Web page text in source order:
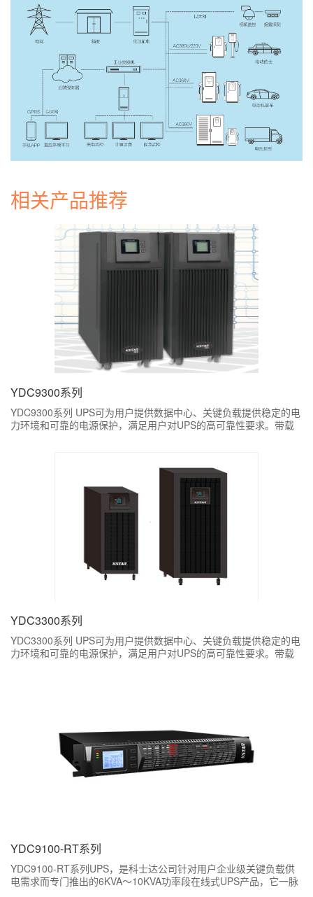
相关产品推荐
YDC9300系列
YDC9300系列 UPS可为用户提供数据中心、关键负载提供稳定的电
力环境和可靠的电源保护，满足用户对UPS的高可靠性要求。带载
YDC3300系列
YDC3300系列 UPS可为用户提供数据中心、关键负载提供稳定的电
力环境和可靠的电源保护，满足用户对UPS的高可靠性要求。带载
YDC9100-RT系列
YDC9100-RT系列UPS，是科士达公司针对用户企业级关键负载供
电需求而专门推出的6KVA～10KVA功率段在线式UPS产品，它一脉